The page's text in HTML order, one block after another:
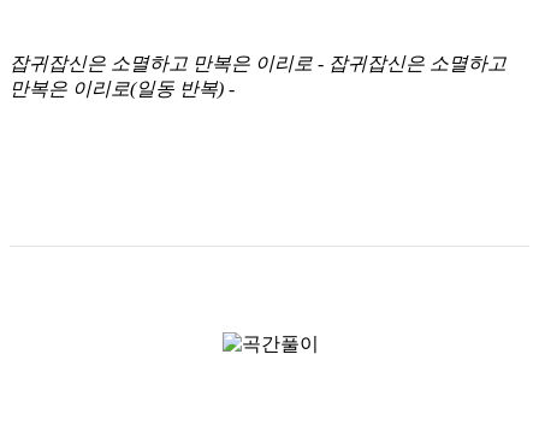
잡귀잡신은 소멸하고 만복은 이리로 - 잡귀잡신은 소멸하고
만복은 이리로(일동 반복) -